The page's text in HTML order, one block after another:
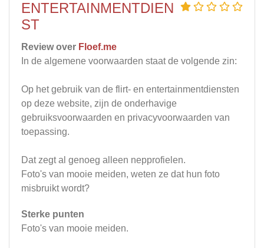
ENTERTAINMENTDIEN
ST
Review over Floef.me
In de algemene voorwaarden staat de volgende zin:
Op het gebruik van de flirt- en entertainmentdiensten
op deze website, zijn de onderhavige
gebruiksvoorwaarden en privacyvoorwaarden van
toepassing.
Dat zegt al genoeg alleen nepprofielen.
Foto's van mooie meiden, weten ze dat hun foto
misbruikt wordt?
Sterke punten
Foto's van mooie meiden.